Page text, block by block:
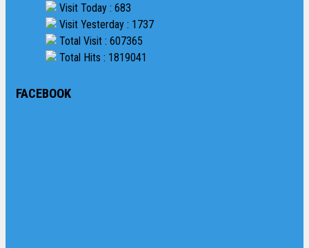
Visit Today : 683
Visit Yesterday : 1737
Total Visit : 607365
Total Hits : 1819041
FACEBOOK